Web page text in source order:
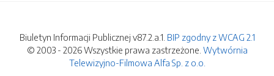
Biuletyn Informacji Publicznej v87.2.a.1. BIP zgodny z WCAG 2.1
© 2003 - 2026 Wszystkie prawa zastrzeżone. Wytwórnia
Telewizyjno-Filmowa Alfa Sp. z o.o.